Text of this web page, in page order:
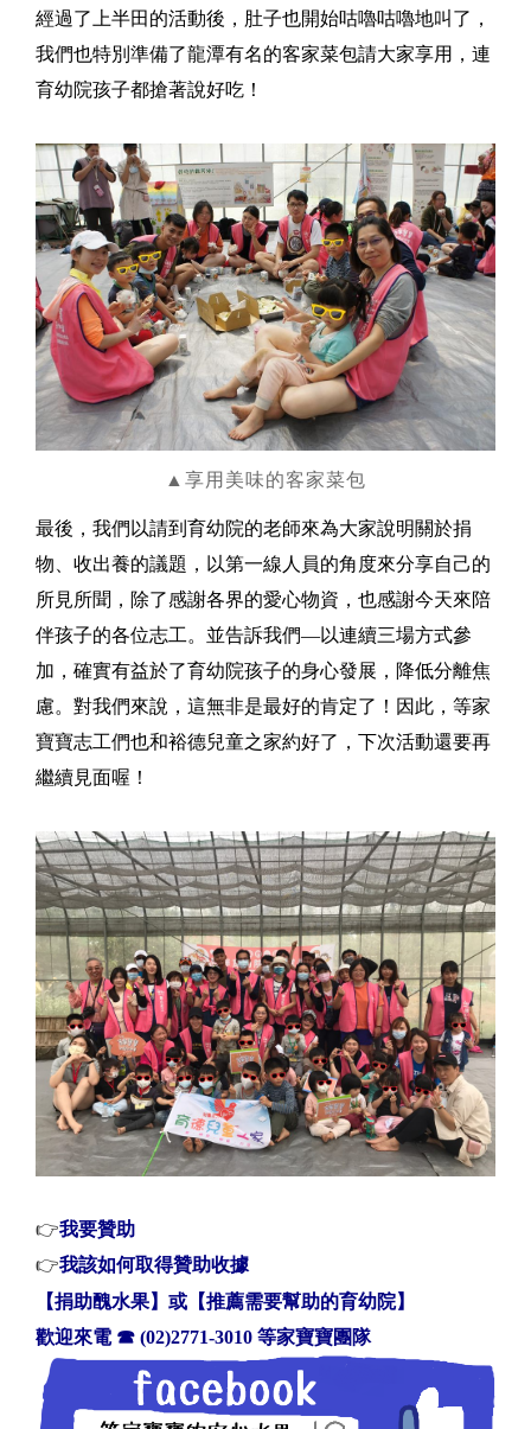
經過了上半田的活動後，肚子也開始咕嚕咕嚕地叫了，
我們也特別準備了龍潭有名的客家菜包請大家享用，連
育幼院孩子都搶著說好吃！
▲享用美味的客家菜包
最後，我們以請到育幼院的老師來為大家說明關於捐
物、收出養的議題，以第一線人員的角度來分享自己的
所見所聞，除了感謝各界的愛心物資，也感謝今天來陪
伴孩子的各位志工。並告訴我們—以連續三場方式參
加，確實有益於了育幼院孩子的身心發展，降低分離焦
慮。對我們來說，這無非是最好的肯定了！因此，等家
寶寶志工們也和裕德兒童之家約好了，下次活動還要再
繼續見面喔！
👉我要贊助
👉我該如何取得贊助收據
【捐助醜水果】或【推薦需要幫助的育幼院】
歡迎來電☎ (02)2771-3010 等家寶寶團隊